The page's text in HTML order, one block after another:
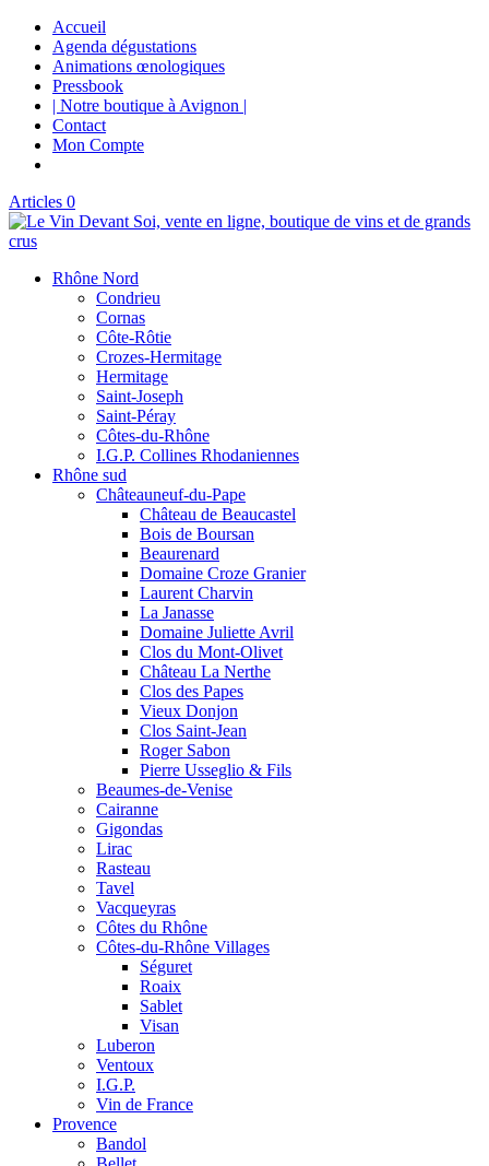
Accueil
Agenda dégustations
Animations œnologiques
Pressbook
| Notre boutique à Avignon |
Contact
Mon Compte
Articles 0
Rhône Nord
Condrieu
Cornas
Côte-Rôtie
Crozes-Hermitage
Hermitage
Saint-Joseph
Saint-Péray
Côtes-du-Rhône
I.G.P. Collines Rhodaniennes
Rhône sud
Châteauneuf-du-Pape
Château de Beaucastel
Bois de Boursan
Beaurenard
Domaine Croze Granier
Laurent Charvin
La Janasse
Domaine Juliette Avril
Clos du Mont-Olivet
Château La Nerthe
Clos des Papes
Vieux Donjon
Clos Saint-Jean
Roger Sabon
Pierre Usseglio & Fils
Beaumes-de-Venise
Cairanne
Gigondas
Lirac
Rasteau
Tavel
Vacqueyras
Côtes du Rhône
Côtes-du-Rhône Villages
Séguret
Roaix
Sablet
Visan
Luberon
Ventoux
I.G.P.
Vin de France
Provence
Bandol